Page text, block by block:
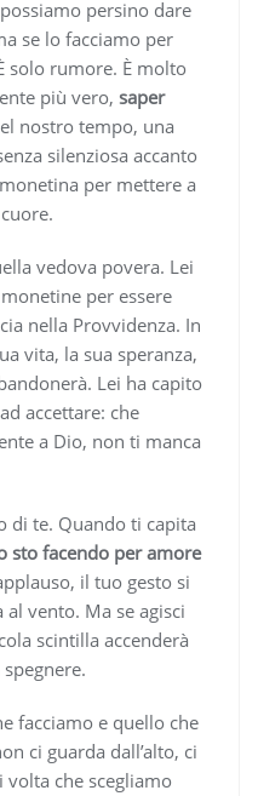
persino dare
se lo facciamo per
solo rumore. È molto
più vero, saper
nostro tempo, una
silenziosa accanto
per mettere a
vedova povera. Lei
per essere
nella Provvidenza. In
vita, la sua speranza,
Lei ha capito
accettare: che
a Dio, non ti manca
di te. Quando ti capita
sto facendo per amore
il tuo gesto si
al vento. Ma se agisci
scintilla accenderà
facciamo e quello che
ci guarda dall’alto, ci
volta che scegliamo